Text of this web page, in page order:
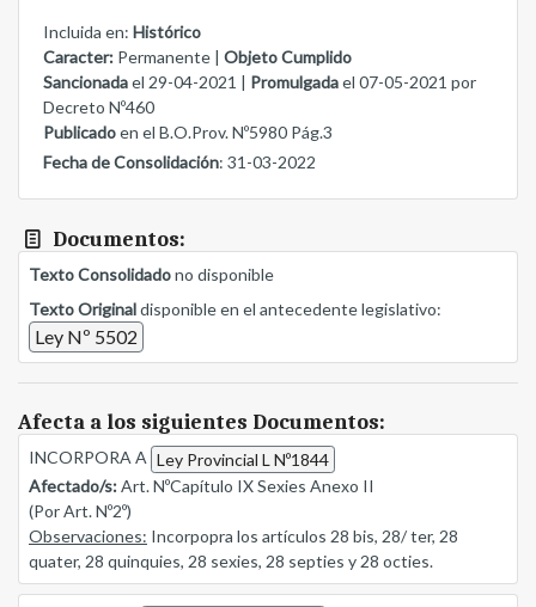
Incluida en: Histórico
Caracter: Permanente | Objeto Cumplido
Sancionadael 29-04-2021 | Promulgadael 07-05-2021 por
Decreto Nº460
Publicadoen el B.O.Prov. Nº5980 Pág.3
Fecha de Consolidación: 31-03-2022
Documentos:
Texto Consolidadono disponible
Texto Originaldisponible en el antecedente legislativo:
Ley Nº 5502
Afecta a los siguientes Documentos:
INCORPORA A Ley Provincial L Nº1844
Afectado/s:Art. NºCapítulo IX Sexies Anexo II
(Por Art. Nº2º)
Observaciones: Incorpopra los artículos 28 bis, 28/ ter, 28
quater, 28 quinquies, 28 sexies, 28 septies y 28 octies.